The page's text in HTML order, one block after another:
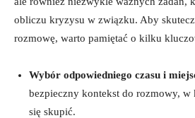
obliczu kryzysu w związku. Aby
rozmowę, warto pamiętać o kilku
Wybór odpowiedniego czasu i
bezpieczny kontekst do rozmowy, w
się skupić.